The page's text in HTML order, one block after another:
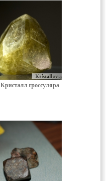
Кристалл гроссуляра